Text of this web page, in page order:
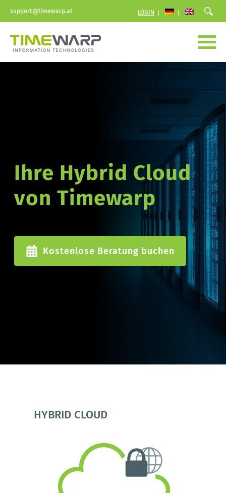
support@timewarp.at LOGIN
Ihre Hybrid Cloud
von Timewarp
Kostenlose Beratung buchen
HYBRID CLOUD